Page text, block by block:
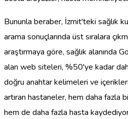
Bununla beraber, İzmit'teki sağlık
arama sonuçlarında üst sıralara
araştırmaya göre, sağlık alanında
alan web siteleri, %50'ye kadar
doğru anahtar kelimeleri ve
artıran hastaneler, hem daha fazla
hem de daha fazla hasta